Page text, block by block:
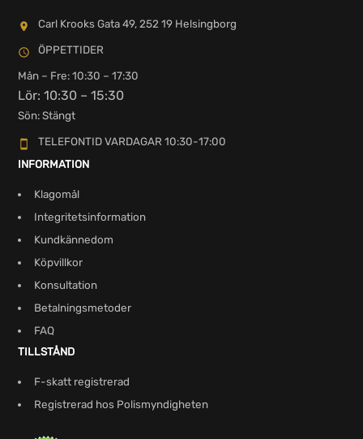
Carl Krooks Gata 49, 252 19 Helsingborg
ÖPPETTIDER
Mån – Fre: 10:30 – 17:30
Lör: 10:30 – 15:30
Sön: Stängt
TELEFONTID VARDAGAR 10:30-17:00
INFORMATION
Klagomål
Integritetsinformation
Kundkännedom
Köpvillkor
Konsultation
Betalningsmetoder
FAQ
TILLSTÅND
F-skatt registrerad
Registrerad hos Polismyndigheten